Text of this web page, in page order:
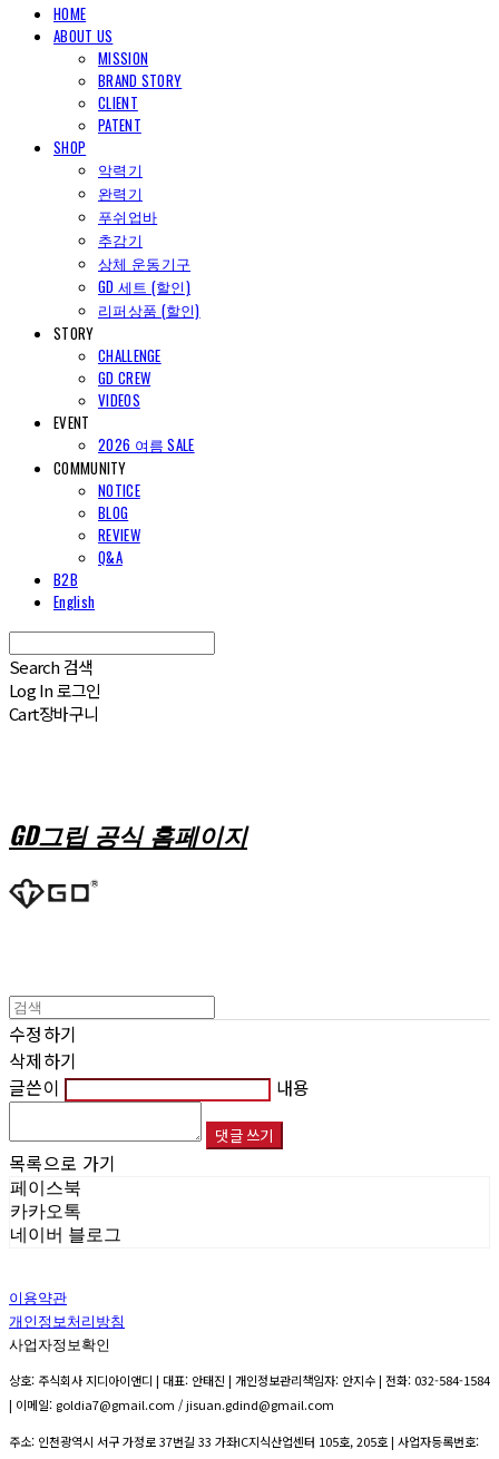
HOME
ABOUT US
MISSION
BRAND STORY
CLIENT
PATENT
SHOP
악력기
완력기
푸쉬업바
추감기
상체 운동기구
GD 세트 (할인)
리퍼상품 (할인)
STORY
CHALLENGE
GD CREW
VIDEOS
EVENT
2026 여름 SALE
COMMUNITY
NOTICE
BLOG
REVIEW
Q&A
B2B
English
Search 검색
Log In로그인
Cart장바구니
GD그립 공식 홈페이지
수정하기
삭제하기
글쓴이
내용
댓글 쓰기
목록으로 가기
페이스북
카카오톡
네이버 블로그
이용약관
개인정보처리방침
사업자정보확인
상호: 주식회사 지디아이앤디 | 대표: 안태진 | 개인정보관리책임자: 안지수 | 전화: 032-584-1584
| 이메일: goldia7@gmail.com / jisuan.gdind@gmail.com
주소: 인천광역시 서구 가정로 37번길 33 가좌IC지식산업센터 105호, 205호 | 사업자등록번호: